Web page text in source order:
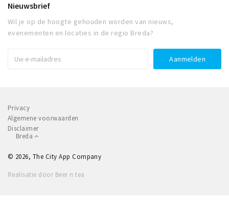
Nieuwsbrief
Wil je op de hoogte gehouden worden van nieuws,
evenementen en locaties in de regio Breda?
Privacy
Algemene voorwaarden
Disclaimer
Breda
© 2026, The City App Company
Realisatie door Beer n tea